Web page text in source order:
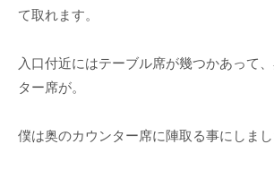
て取れます。
入口付近にはテーブル席が幾つかあって
ター席が。
僕は奥のカウンター席に陣取る事にしまし